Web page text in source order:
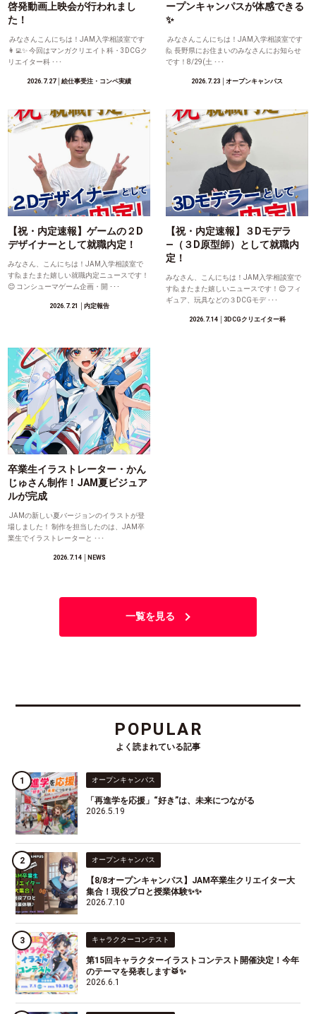
啓発動画上映会が行われまし
た！
みなさんこんにちは！JAM入学相談室です
👩‍💻✨ 今回はマンガクリエイト科・3DCGク
リエイター科 ･･･
2026.7.27│絵仕事受注・コンペ実績
ープンキャンパスが体感できる
✨
みなさんこんにちは！JAM入学相談室です
🙋 長野県にお住まいのみなさんにお知らせ
です！8/29(土 ･･･
2026.7.23 │オープンキャンパス
【祝・内定速報】ゲームの２D
デザイナーとして就職内定！
みなさん、こんにちは！JAM入学相談室で
す🙋またまた嬉しい就職内定ニュースです！
😊 コンシューマゲーム企画・開 ･･･
2026.7.21 │内定報告
【祝・内定速報】３Dモデラ
―（３D原型師）として就職内
定！
みなさん、こんにちは！JAM入学相談室で
す🙋またまた嬉しいニュースです！😊 フィ
ギュア、玩具などの３DCGモデ ･･･
2026.7.14│3DCGクリエイター科
卒業生イラストレーター・かん
じゅさん制作！JAM夏ビジュア
ルが完成
JAMの新しい夏バージョンのイラストが登
場しました！ 制作を担当したのは、JAM卒
業生でイラストレーターと ･･･
2026.7.14│NEWS
一覧を見る
POPULAR
よく読まれている記事
オープンキャンパス
「再進学を応援」“好き”は、未来につながる
2026.5.19
オープンキャンパス
【8/8オープンキャンパス】JAM卒業生クリエイター大
集合！現役プロと授業体験✨✨
2026.7.10
キャラクターコンテスト
第15回キャラクターイラストコンテスト開催決定！今年
のテーマを発表します🥁✨
2026.6.1